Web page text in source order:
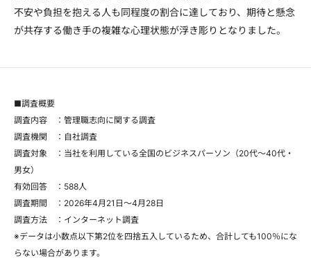
不安や負担を抱える人も同程度の割合に達しており、期待と懸念
が共存する働き手の複雑な心理状態が浮き彫りとなりました。
■調査概要
調査内容 ：管理職志向に関する調査
調査機関 ：自社調査
調査対象 ：当社を利用している全国のビジネスパーソン（20代～40代・
男女）
有効回答 ：588人
調査期間 ：2026年4月21日～4月28日
調査方法 ：インターネット調査
※データは小数点以下第2位を四捨五入しているため、合計しても100％にな
らない場合があります。